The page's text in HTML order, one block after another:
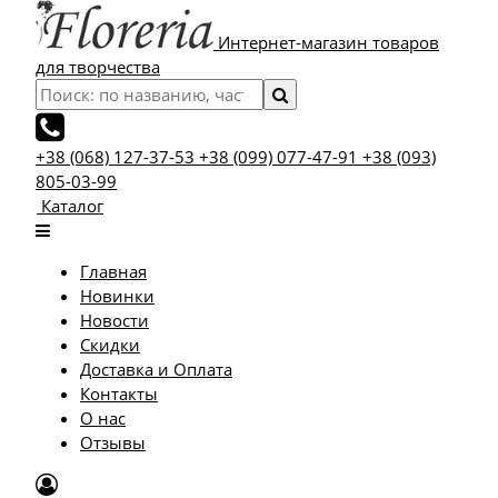
Интернет-магазин товаров
для творчества
+38 (068) 127-37-53 +38 (099) 077-47-91 +38 (093)
805-03-99
Каталог
Главная
Новинки
Новости
Скидки
Доставка и Оплата
Контакты
О нас
Отзывы